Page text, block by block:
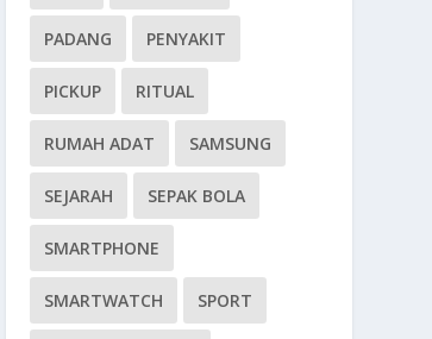
PADANG PENYAKIT
PICKUP RITUAL
RUMAH ADAT SAMSUNG
SEJARAH SEPAK BOLA
SMARTPHONE
SMARTWATCH SPORT